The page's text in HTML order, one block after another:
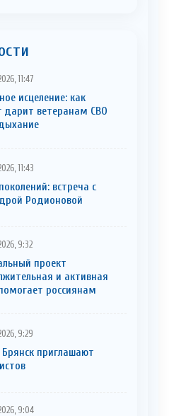
11:47
исцеление: как
дарит ветеранам СВО
11:43
встреча с
Родионовой
9:32
проект
и активная
россиянам
9:29
приглaшают
9:04